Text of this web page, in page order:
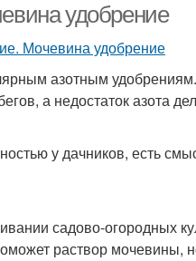
удобрение
азотным
а недостаток азота
у дачников, есть
садово-огородных
раствор мочевины,